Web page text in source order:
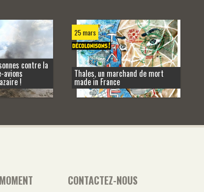
contre la
!
25 mars
Thales, un marchand de mort
made in France
CONTACTEZ-NOUS